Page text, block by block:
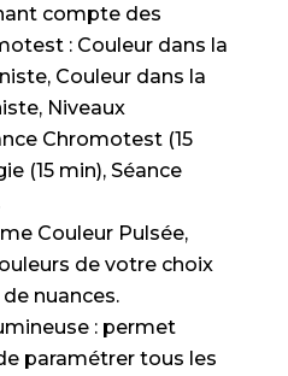
compte des
: Couleur dans la
Couleur dans la
Niveaux
Chromotest (15
(15 min), Séance
Couleur Pulsée,
de votre choix
nuances.
: permet
paramétrer tous les